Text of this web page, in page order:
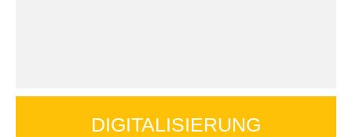
DIGI­TA­LI­SIE­RUNG